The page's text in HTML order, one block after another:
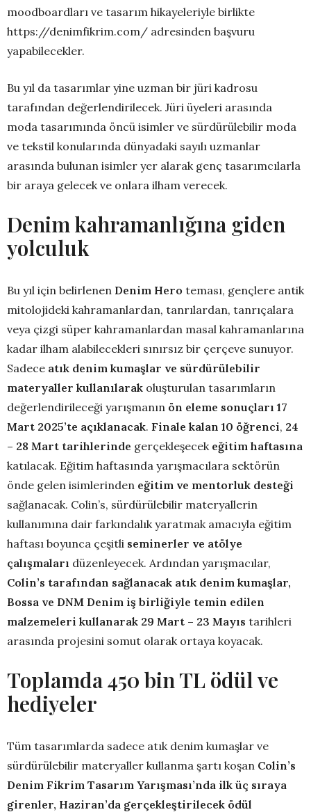
moodboardları ve tasarım hikayeleriyle birlikte
https://denimfikrim.com/ adresinden başvuru
yapabilecekler.
Bu yıl da tasarımlar yine uzman bir jüri kadrosu
tarafından değerlendirilecek. Jüri üyeleri arasında
moda tasarımında öncü isimler ve sürdürülebilir moda
ve tekstil konularında dünyadaki sayılı uzmanlar
arasında bulunan isimler yer alarak genç tasarımcılarla
bir araya gelecek ve onlara ilham verecek.
Denim kahramanlığına giden
yolculuk
Bu yıl için belirlenen Denim Hero teması, gençlere antik
mitolojideki kahramanlardan, tanrılardan, tanrıçalara
veya çizgi süper kahramanlardan masal kahramanlarına
kadar ilham alabilecekleri sınırsız bir çerçeve sunuyor.
Sadece atık denim kumaşlar ve sürdürülebilir
materyaller kullanılarak oluşturulan tasarımların
değerlendirileceği yarışmanın ön eleme sonuçları 17
Mart 2025’te açıklanacak. Finale kalan 10 öğrenci, 24
– 28 Mart tarihlerinde gerçekleşecek eğitim haftasına
katılacak. Eğitim haftasında yarışmacılara sektörün
önde gelen isimlerinden eğitim ve mentorluk desteği
sağlanacak. Colin’s, sürdürülebilir materyallerin
kullanımına dair farkındalık yaratmak amacıyla eğitim
haftası boyunca çeşitli seminerler ve atölye
çalışmaları düzenleyecek. Ardından yarışmacılar,
Colin’s tarafından sağlanacak atık denim kumaşlar,
Bossa ve DNM Denim iş birliğiyle temin edilen
malzemeleri kullanarak 29 Mart – 23 Mayıs tarihleri
arasında projesini somut olarak ortaya koyacak.
Toplamda 450 bin TL ödül ve
hediyeler
Tüm tasarımlarda sadece atık denim kumaşlar ve
sürdürülebilir materyaller kullanma şartı koşan Colin’s
Denim Fikrim Tasarım Yarışması’nda ilk üç sıraya
girenler, Haziran’da gerçekleştirilecek ödül